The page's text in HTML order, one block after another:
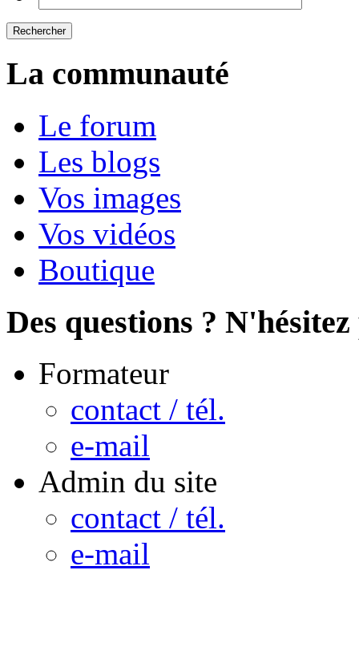
La communauté
Le forum
Les blogs
Vos images
Vos vidéos
Boutique
Des questions ?
Formateur
contact / tél.
e-mail
Admin du site
contact / tél.
e-mail